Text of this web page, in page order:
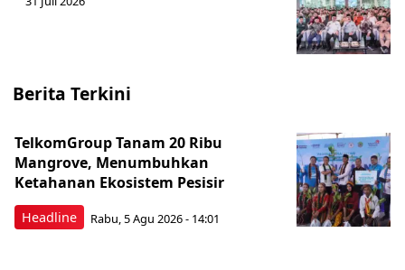
Berita Terkini
Headline
TelkomGroup Tanam 20 Ribu
Mangrove, Menumbuhkan
Ketahanan Ekosistem Pesisir
Rabu, 5 Agu 2026 - 14:01